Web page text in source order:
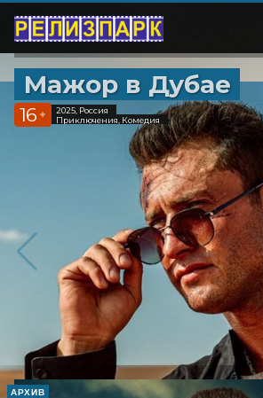
Мажор в Дубае
16 +
2025, Россия
Приключения, Комедия
АРХИВ